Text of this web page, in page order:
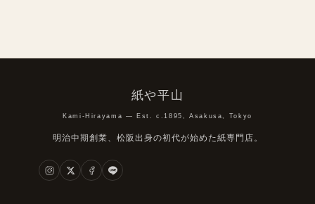
紙や平山
Kami-Hirayama — Est. c.1895, Asakusa, Tokyo
明治中期創業、松阪出身の初代が始めた紙専門店。